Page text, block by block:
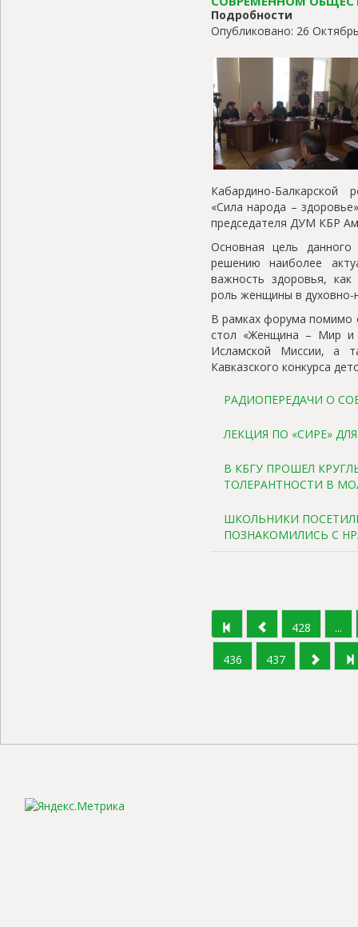
Подробности
Опубликовано: 26
Кабардино-Балкарской
«Сила народа –
председателя ДУМ КБР
Основная цель
решению наиболее
важность здоровья,
роль женщины в духовно-
В рамках форума помимо
стол «Женщина – Мир и
Исламской Миссии, а
Кавказского конкурса
РАДИОПЕРЕДАЧИ О
ЛЕКЦИЯ ПО «СИРЕ»
В КБГУ ПРОШЕЛ
ТОЛЕРАНТНОСТИ В
ШКОЛЬНИКИ
ПОЗНАКОМИЛИСЬ С
428 ...
436 437